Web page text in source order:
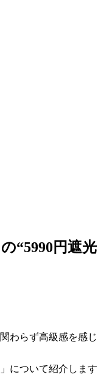
“5990円遮
わらず高級感を感
について紹介します